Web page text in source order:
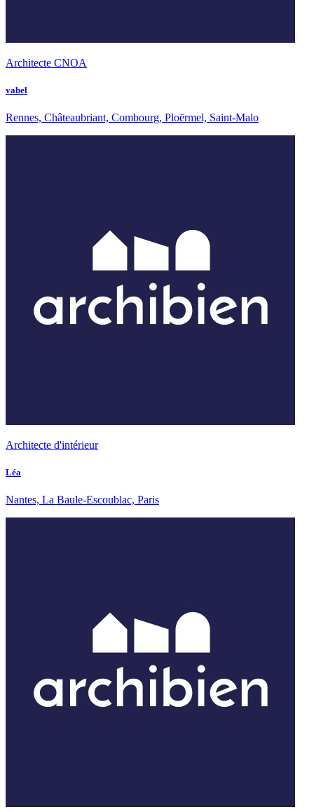
Architecte CNOA
vabel
Rennes, Châteaubriant, Combourg, Ploërmel, Saint-Malo
Architecte d'intérieur
Léa
Nantes, La Baule-Escoublac, Paris